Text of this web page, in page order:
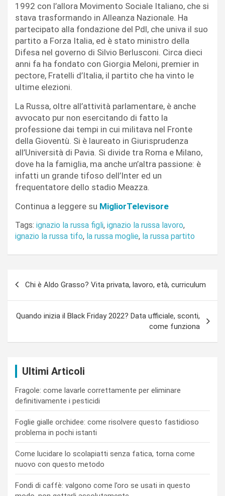
1992 con l’allora Movimento Sociale Italiano, che si
stava trasformando in Alleanza Nazionale. Ha
partecipato alla fondazione del Pdl, che univa il suo
partito a Forza Italia, ed è stato ministro della
Difesa nel governo di Silvio Berlusconi. Circa dieci
anni fa ha fondato con Giorgia Meloni, premier in
pectore, Fratelli d’Italia, il partito che ha vinto le
ultime elezioni.
La Russa, oltre all’attività parlamentare, è anche
avvocato pur non esercitando di fatto la
professione dai tempi in cui militava nel Fronte
della Gioventù. Si è laureato in Giurisprudenza
all’Università di Pavia. Si divide tra Roma e Milano,
dove ha la famiglia, ma anche un’altra passione: è
infatti un grande tifoso dell’Inter ed un
frequentatore dello stadio Meazza.
Continua a leggere su MigliorTelevisore
Tags: ignazio la russa figli, ignazio la russa lavoro,
ignazio la russa tifo, la russa moglie, la russa partito
Chi è Aldo Grasso? Vita privata, lavoro, età, curriculum
Quando inizia il Black Friday 2022? Data ufficiale, sconti,
come funziona
Ultimi Articoli
Fragole: come lavarle correttamente per eliminare
definitivamente i pesticidi
Foglie gialle orchidee: come risolvere questo fastidioso
problema in pochi istanti
Come lucidare lo scolapiatti senza fatica, torna come
nuovo con questo metodo
Fondi di caffè: valgono come l’oro se usati in questo